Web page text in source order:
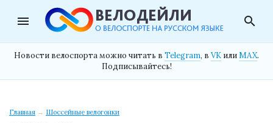
menu search
Новости велоспорта можно читать в Telegram, в VK илиMAX.
Подписывайтесь!
Главная → Шоссейные велогонки